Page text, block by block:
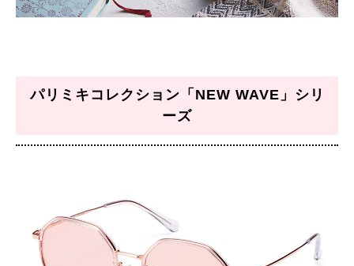
パリミキコレクション「NEW WAVE」シリ
ーズ